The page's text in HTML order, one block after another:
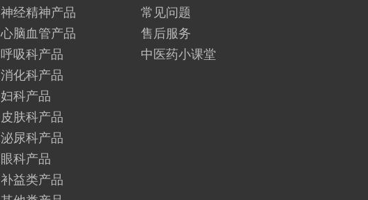
神经精神产品
心脑血管产品
呼吸科产品
消化科产品
妇科产品
皮肤科产品
泌尿科产品
眼科产品
补益类产品
常见问题
售后服务
中医药小课堂